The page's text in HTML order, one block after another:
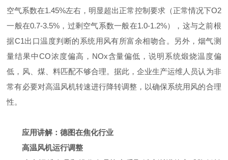
空气系数在1.45%左右，明显超出正常控制要求（正常情况下O2
一般在0.7-3.5%，过剩空气系数一般在1.0-1.2%），这与之前根
据C1出口温度判断的系统用风有所富余相吻合。另外，烟气测
量结果中CO浓度偏高，NOx含量偏低，说明系统煅烧温度偏
低，风、煤、料匹配不够合理。据此，企业生产运维人员认为非
常有必要对高温风机转速进行降转调整，以确保系统用风的合理
性。
应用讲解：德图在焦化行业
高温风机运行调整